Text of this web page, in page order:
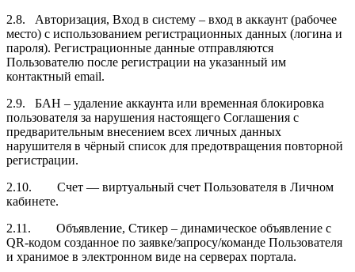
2.8. Авторизация, Вход в систему – вход в аккаунт (рабочее
место) с использованием регистрационных данных (логина и
пароля). Регистрационные данные отправляются
Пользователю после регистрации на указанный им
контактный email.
2.9. БАН – удаление аккаунта или временная блокировка
пользователя за нарушения настоящего Соглашения с
предварительным внесением всех личных данных
нарушителя в чёрный список для предотвращения повторной
регистрации.
2.10. Счет — виртуальный счет Пользователя в Личном
кабинете.
2.11. Объявление, Стикер – динамическое объявление с
QR-кодом созданное по заявке/запросу/команде Пользователя
и хранимое в электронном виде на серверах портала.